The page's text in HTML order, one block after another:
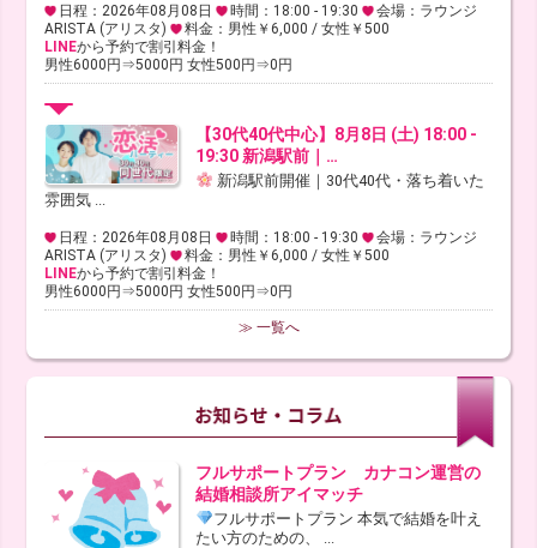
日程：2026年08月08日 時間：18:00 - 19:30
会場：ラウンジ
ARISTA (アリスタ)
料金：男性￥6,000 / 女性￥500
LINEから予約で割引料金！
男性6000円⇒5000円 女性500円⇒0円
【30代40代中心】8月8日 (土) 18:00 -
19:30 新潟駅前｜…
新潟駅前開催｜30代40代・落ち着いた
雰囲気 ...
日程：2026年08月08日 時間：18:00 - 19:30
会場：ラウンジ
ARISTA (アリスタ)
料金：男性￥6,000 / 女性￥500
LINEから予約で割引料金！
男性6000円⇒5000円 女性500円⇒0円
≫ 一覧へ
フルサポートプラン カナコン運営の
結婚相談所アイマッチ
フルサポートプラン 本気で結婚を叶え
たい方のための、 ...